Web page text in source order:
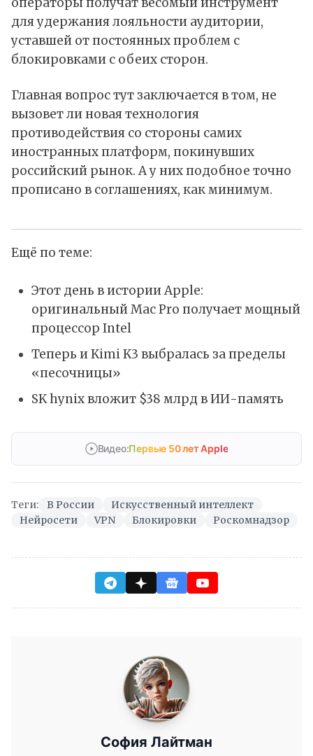
для удержания лояльности аудитории,
уставшей от постоянных проблем с
блокировками с обеих сторон.
Главная вопрос тут заключается в том, не
вызовет ли новая технология
противодействия со стороны самих
иностранных платформ, покинувших
российский рынок. А у них подобное точно
прописано в соглашениях, как минимум.
Ещё по теме:
Этот день в истории Apple:
оригинальный Mac Pro получает мощный
процессор Intel
Теперь и Kimi K3 выбралась за пределы
«песочницы»
SK hynix вложит $38 млрд в ИИ-память
Видео:Первые 50 лет Apple
Теги: В России
Искусственный интеллект
Нейросети
VPN Блокировки Роскомнадзор
София Лайтман